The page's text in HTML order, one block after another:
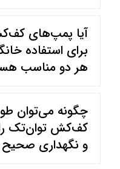
آیا پمپ‌های
برای استفاده
هر دو مناسب
چگونه می‌توان
کف‌کش توان‌تک را
و نگهداری صحیح